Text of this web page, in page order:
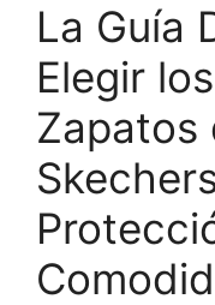
La Guía
Elegir
Zapatos